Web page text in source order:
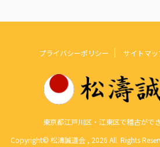
プライバシーポリシー サイトマッ
東京都江戸川区・江東区で稽古がで
Copyright© 松濤誠道会 , 2026 All Rights